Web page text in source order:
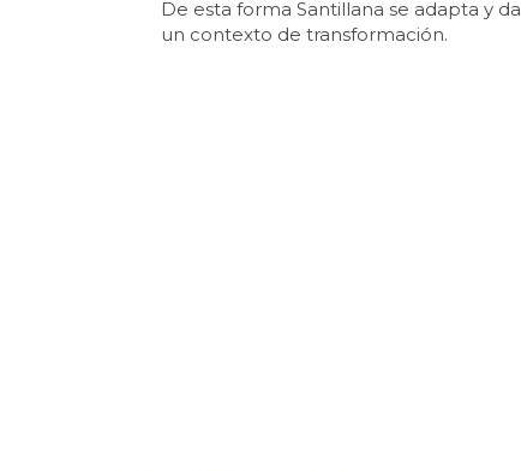
De esta forma Santillana se adapta y
un contexto de transformación.